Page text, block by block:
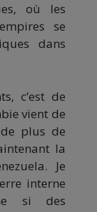
où les
se
dans
c’est de
vient de
plus de
la
Je
interne
si des